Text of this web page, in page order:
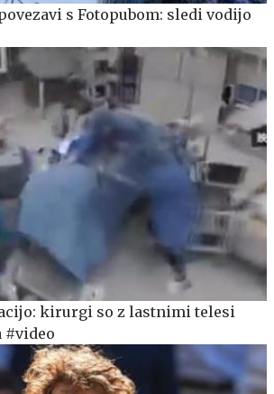
s Fotopubom: sledi vodijo
kirurgi so z lastnimi telesi
#video